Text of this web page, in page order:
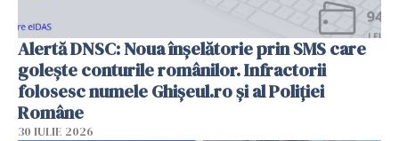
Alertă DNSC: Noua înșelătorie prin SMS care
golește conturile românilor. Infractorii
folosesc numele Ghișeul.ro și al Poliției
Române
30 IULIE 2026